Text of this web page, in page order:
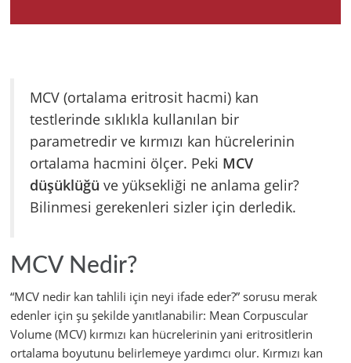
MCV (ortalama eritrosit hacmi) kan
testlerinde sıklıkla kullanılan bir
parametredir ve kırmızı kan hücrelerinin
ortalama hacmini ölçer. Peki MCV
düşüklüğü ve yüksekliği ne anlama gelir?
Bilinmesi gerekenleri sizler için derledik.
MCV Nedir?
“MCV nedir kan tahlili için neyi ifade eder?” sorusu merak
edenler için şu şekilde yanıtlanabilir: Mean Corpuscular
Volume (MCV) kırmızı kan hücrelerinin yani eritrositlerin
ortalama boyutunu belirlemeye yardımcı olur. Kırmızı kan